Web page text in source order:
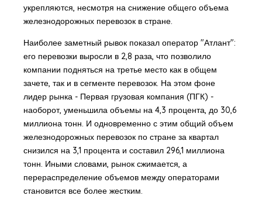
укрепляются, несмотря на снижение общего объема
железнодорожных перевозок в стране.
Наиболее заметный рывок показал оператор "Атлант":
его перевозки выросли в 2,8 раза, что позволило
компании подняться на третье место как в общем
зачете, так и в сегменте перевозок. На этом фоне
лидер рынка - Первая грузовая компания (ПГК) -
наоборот, уменьшила объемы на 4,3 процента, до 30,6
миллиона тонн. И одновременно с этим общий объем
железнодорожных перевозок по стране за квартал
снизился на 3,1 процента и составил 296,1 миллиона
тонн. Иными словами, рынок сжимается, а
перераспределение объемов между операторами
становится все более жестким.